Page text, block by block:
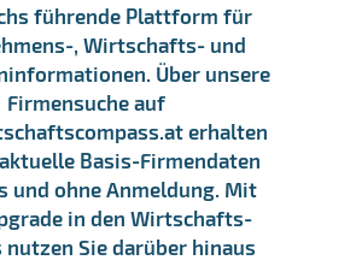
führende Plattform für
, Wirtschafts- und
Über unsere
Firmensuche auf
erhalten
Basis-Firmendaten
und ohne Anmeldung. Mit
in den Wirtschafts-
nutzen Sie darüber hinaus